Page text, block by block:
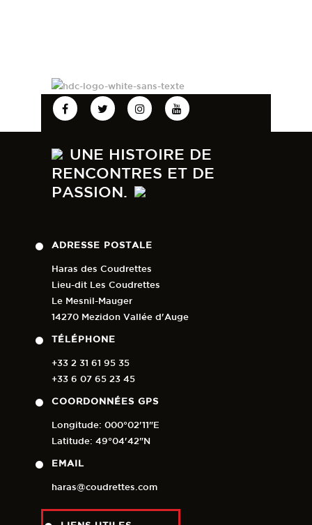
UNE HISTOIRE DE
RENCONTRES ET DE
PASSION.
ADRESSE POSTALE
Haras des Coudrettes
Lieu-dit Les Coudrettes
Le Mesnil-Mauger
14270 Mezidon Vallée d'Auge
TÉLÉPHONE
+33 2 31 61 95 35
+33 6 07 65 23 45
COORDONNÉES GPS
Longitude: 000°02'11"E
Latitude: 49°04'42"N
EMAIL
haras@coudrettes.com